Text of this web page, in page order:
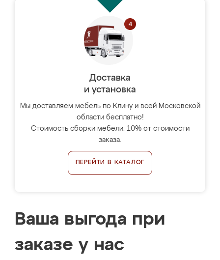
Доставка
и установка
Мы доставляем мебель по Клину и всей Московской
области бесплатно!
Стоимость сборки мебели: 10% от стоимости
заказа.
ПЕРЕЙТИ В КАТАЛОГ
Ваша выгода при
заказе у нас